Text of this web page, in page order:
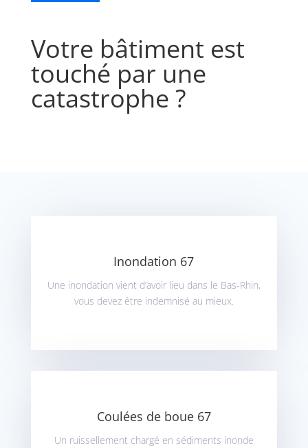
Votre bâtiment est
touché par une
catastrophe ?
Inondation 67
Une inondation vient d’avoir lieu dans le Bas-Rhin,
vous devez être indemnisé au mieux.
Coulées de boue 67
Un ruissellement chargé en sédiments inonde